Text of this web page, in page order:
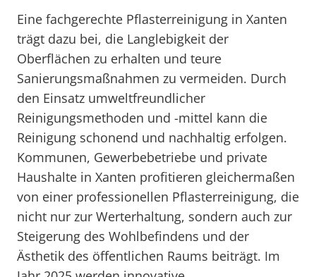
Eine fachgerechte Pflasterreinigung in Xanten
trägt dazu bei, die Langlebigkeit der
Oberflächen zu erhalten und teure
Sanierungsmaßnahmen zu vermeiden. Durch
den Einsatz umweltfreundlicher
Reinigungsmethoden und -mittel kann die
Reinigung schonend und nachhaltig erfolgen.
Kommunen, Gewerbebetriebe und private
Haushalte in Xanten profitieren gleichermaßen
von einer professionellen Pflasterreinigung, die
nicht nur zur Werterhaltung, sondern auch zur
Steigerung des Wohlbefindens und der
Ästhetik des öffentlichen Raums beiträgt. Im